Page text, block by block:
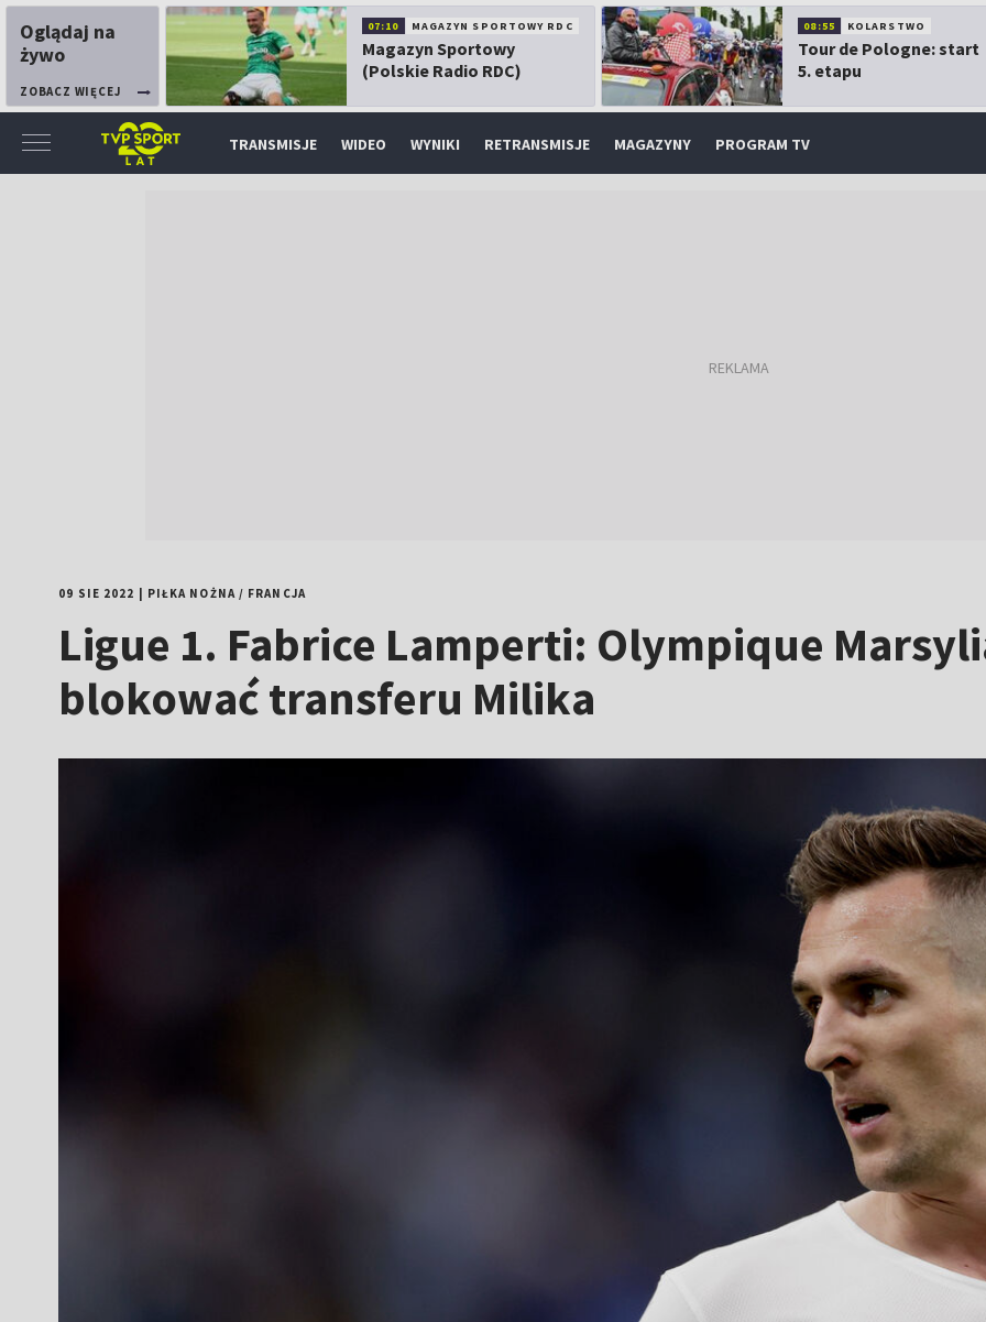
Oglądaj na
żywo
ZOBACZ WIĘCEJ
07:10 MAGAZYN SPORTOWY RDC
Magazyn Sportowy
(Polskie Radio RDC)
08:55 KOLARSTWO
Tour de Pologne: start
5. etapu
TRANSMISJE WIDEO WYNIKI RETRANSMISJE MAGAZYNY PROGRAM TV
09 SIE 2022 PIŁKA NOŻNA/ FRANCJA
Ligue 1. Fabrice Lamperti: Olympique
blokować transferu Milika